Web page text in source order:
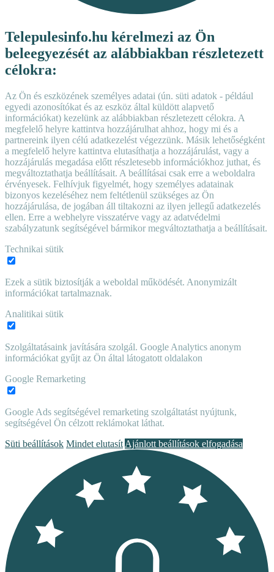
Telepulesinfo.hu kérelmezi az Ön
beleegyezését az alábbiakban részletezett
célokra:
Az Ön és eszközének személyes adatai (ún. süti adatok - például
egyedi azonosítókat és az eszköz által küldött alapvető
információkat) kezelünk az alábbiakban részletezett célokra. A
megfelelő helyre kattintva hozzájárulhat ahhoz, hogy mi és a
partnereink ilyen célú adatkezelést végezzünk. Másik lehetőségként
a megfelelő helyre kattintva elutasíthatja a hozzájárulást, vagy a
hozzájárulás megadása előtt részletesebb információkhoz juthat, és
megváltoztathatja beállításait. A beállításai csak erre a weboldalra
érvényesek. Felhívjuk figyelmét, hogy személyes adatainak
bizonyos kezeléséhez nem feltétlenül szükséges az Ön
hozzájárulása, de jogában áll tiltakozni az ilyen jellegű adatkezelés
ellen. Erre a webhelyre visszatérve vagy az adatvédelmi
szabályzatunk segítségével bármikor megváltoztathatja a beállításait.
Technikai sütik
Ezek a sütik biztosítják a weboldal működését. Anonymizált
információkat tartalmaznak.
Analitikai sütik
Szolgáltatásaink javítására szolgál. Google Analytics anonym
információkat gyűjt az Ön által látogatott oldalakon
Google Remarketing
Google Ads segítségével remarketing szolgáltatást nyújtunk,
segítségével Ön célzott reklámokat láthat.
Süti beállítások Mindet elutasít Ajánlott beállítások elfogadása